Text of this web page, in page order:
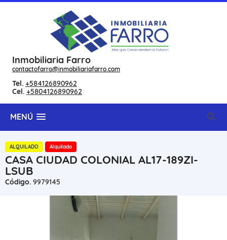
Inmobiliaria Farro
contactofarro@inmobiliariafarro.com
Tel. +584126890962
Cel. +5804126890962
MENÚ
ALQUILADO Alquilado
CASA CIUDAD COLONIAL AL17-189ZI-
LSUB
Código. 9979145